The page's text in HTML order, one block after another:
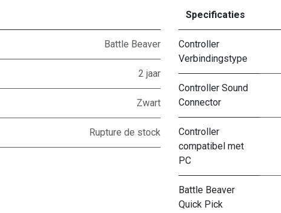
Battle Beaver
2 jaar
Zwart
Rupture de stock
Specificaties
Controller
Verbindingstype
Controller Sound
Connector
Controller
compatibel met
PC
Battle Beaver
Quick Pick